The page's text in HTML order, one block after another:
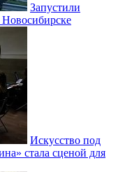
Запустили
Искусство под
стала сценой для